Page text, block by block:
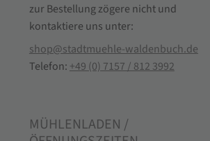
zur Bestellung zögere nicht und
kontaktiere uns unter:
shop@stadtmuehle-waldenbuch.de
Telefon: +49 (0) 7157 / 812 3992
MÜHLENLADEN /